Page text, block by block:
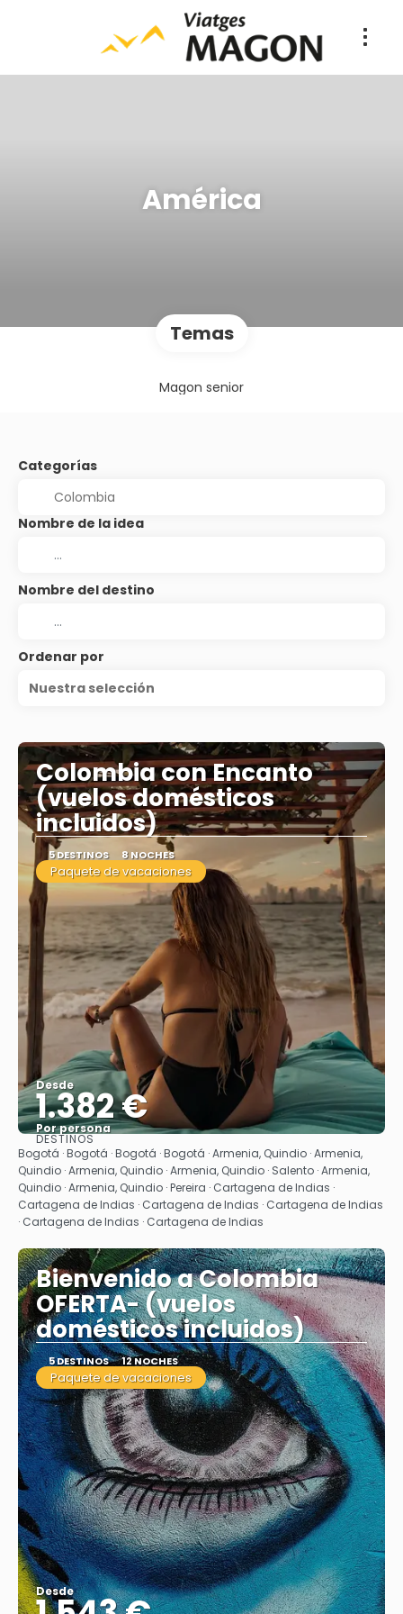
América
Temas
Magon senior
Categorías
Nombre de la idea
Nombre del destino
Ordenar por
Nuestra selección
Colombia con Encanto
(vuelos domésticos
incluidos)
5 DESTINOS 8 NOCHES
Paquete de vacaciones
Desde
1.382 €
Por persona
Ver
DESTINOS
Bogotá · Bogotá · Bogotá · Bogotá · Armenia, Quindio · Armenia,
Quindio · Armenia, Quindio · Armenia, Quindio · Salento · Armenia,
Quindio · Armenia, Quindio · Pereira · Cartagena de Indias ·
Cartagena de Indias · Cartagena de Indias · Cartagena de Indias
· Cartagena de Indias · Cartagena de Indias
Bienvenido a Colombia
OFERTA- (vuelos
domésticos incluidos)
5 DESTINOS 12 NOCHES
Paquete de vacaciones
Desde